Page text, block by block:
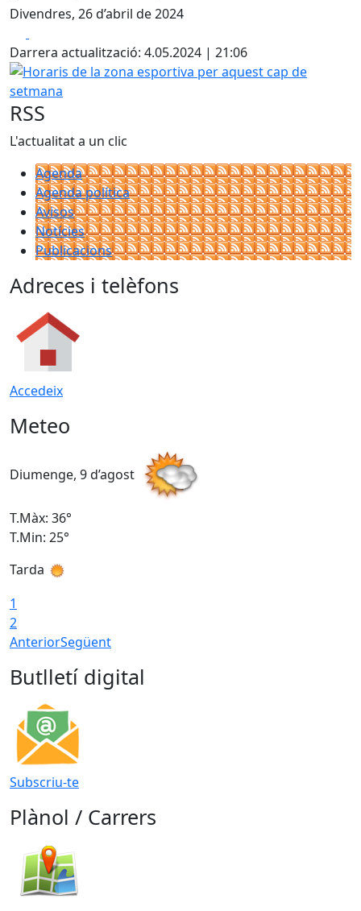
Divendres, 26 d’abril de 2024
Darrera actualització: 4.05.2024 | 21:06
Horaris de la zona esportiva per aquest cap de setmana
RSS
L'actualitat a un clic
Agenda
Agenda política
Avisos
Notícies
Publicacions
Adreces i telèfons
Accedeix
Meteo
Diumenge, 9 d’agost
T.Màx: 36°
T.Min: 25°
Tarda
1
2
AnteriorSegüent
Butlletí digital
Subscriu-te
Plànol / Carrers